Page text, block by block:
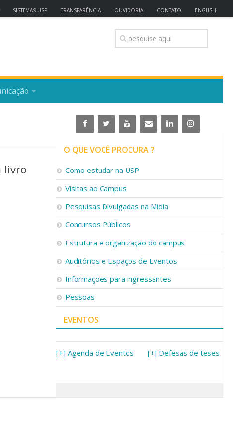
SISTEMAS USP TRANSPARÊNCIA OUVIDORIA CONTATO ENGLISH
livro
O QUE VOCÊ PROCURA ?
Como estudar na USP
Visitas ao Campus
Pesquisas Divulgadas na Mídia
Concursos Públicos
Estrutura e organização do campus
Auditórios e Espaços de Eventos
Informações para ingressantes
Pessoas
EVENTOS
[+] Agenda de Eventos [+] Defesas de teses